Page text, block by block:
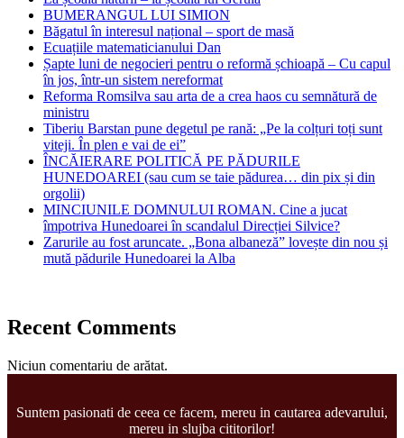
BUMERANGUL LUI SIMION
Băgatul în interesul național – sport de masă
Ecuațiile matematicianului Dan
Șapte luni de negocieri pentru o reformă șchioapă – Cu capul
în jos, într-un sistem nereformat
Reforma Romsilva sau arta de a crea haos cu semnătură de
ministru
Tiberiu Barstan pune degetul pe rană: „Pe la colțuri toți sunt
viteji. În plen e vai de ei”
ÎNCĂIERARE POLITICĂ PE PĂDURILE
HUNEDOAREI (sau cum se taie pădurea… din pix și din
orgolii)
MINCIUNILE DOMNULUI ROMAN. Cine a jucat
împotriva Hunedoarei în scandalul Direcției Silvice?
Zarurile au fost aruncate. „Bona albaneză” lovește din nou și
mută pădurile Hunedoarei la Alba
Recent Comments
Niciun comentariu de arătat.
Suntem pasionati de ceea ce facem, mereu in cautarea adevarului,
mereu in slujba cititorilor!